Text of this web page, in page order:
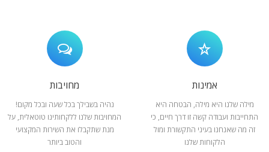
צור קשר
אמינות
מילה שלנו היא מילה, הבטחה היא
התחייבות ועבודה קשה זו דרך חיים, כי
זה מה שאנחנו בעיני התקשורת ומול
הלקוחות שלנו
מחויבות
נהיה בשבילך בכל שעה ובכל מקום!
המחויבות שלנו ללקחותינו טוטאלית, על
מנת שתקבלו את השירות המקצועי
והטוב ביותר